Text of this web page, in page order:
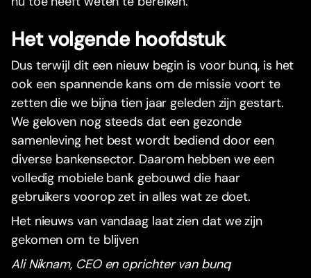
Het volgende hoofdstuk
Dus terwijl dit een nieuw begin is voor bunq, is het
ook een spannende kans om de missie voort te
zetten die we bijna tien jaar geleden zijn gestart.
We geloven nog steeds dat een gezonde
samenleving het best wordt bediend door een
diverse bankensector. Daarom hebben we een
volledig mobiele bank gebouwd die haar
gebruikers voorop zet in alles wat ze doet.
Het nieuws van vandaag laat zien dat we zijn
gekomen om te blijven
Ali Niknam, CEO en oprichter van bunq